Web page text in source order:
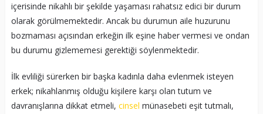
içerisinde nikahlı bir şekilde yaşaması rahatsız edici bir durum
olarak görülmemektedir. Ancak bu durumun aile huzurunu
bozmaması açısından erkeğin ilk eşine haber vermesi ve ondan
bu durumu gizlememesi gerektiği söylenmektedir.
İlk evliliği sürerken bir başka kadınla daha evlenmek isteyen
erkek; nikahlanmış olduğu kişilere karşı olan tutum ve
davranışlarına dikkat etmeli, cinsel münasebeti eşit tutmalı,